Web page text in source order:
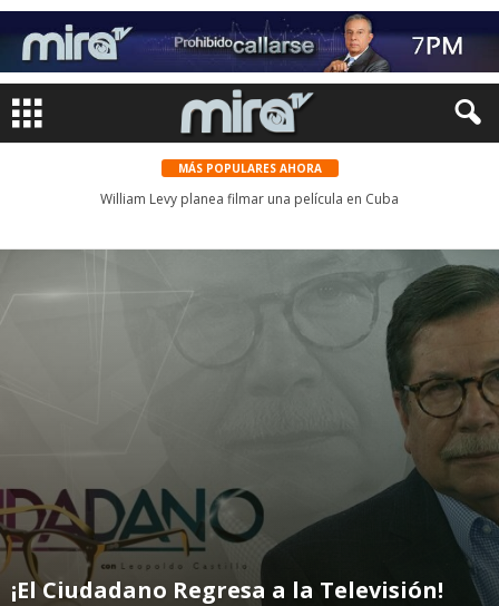
MÁS POPULARES AHORA
William Levy planea filmar una película en Cuba
¡El Ciudadano Regresa a la Televisión!